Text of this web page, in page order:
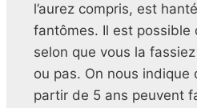
l’aurez compris, est
fantômes. Il est possible
selon que vous la
ou pas. On nous indique
partir de 5 ans peuvent